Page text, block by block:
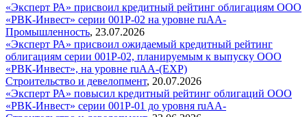
«Эксперт РА» присвоил кредитный рейтинг облигациям ООО
«РВК-Инвест» серии 001Р-02 на уровне ruAA-
Промышленность, 23.07.2026
«Эксперт РА» присвоил ожидаемый кредитный рейтинг
облигациям серии 001Р-02, планируемым к выпуску ООО
«РВК-Инвест», на уровне ruAA-(EXP)
Строительство и девелопмент, 20.07.2026
«Эксперт РА» повысил кредитный рейтинг облигаций ООО
«РВК-Инвест» серии 001Р-01 до уровня ruAA-